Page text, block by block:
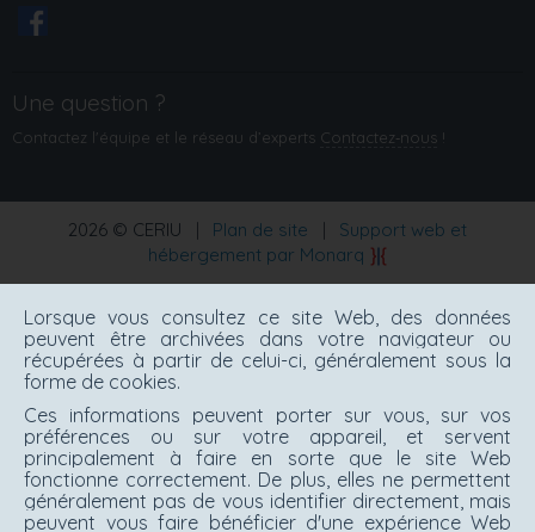
Une question ?
Contactez l'équipe et le réseau d’experts Contactez‑nous !
2026 © CERIU | Plan de site |
Support web et
hébergement par Monarq
Lorsque vous consultez ce site Web, des données
peuvent être archivées dans votre navigateur ou
récupérées à partir de celui-ci, généralement sous la
forme de cookies.
Ces informations peuvent porter sur vous, sur vos
préférences ou sur votre appareil, et servent
principalement à faire en sorte que le site Web
fonctionne correctement. De plus, elles ne permettent
généralement pas de vous identifier directement, mais
peuvent vous faire bénéficier d'une expérience Web